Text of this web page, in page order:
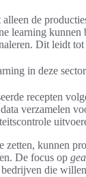
de
learning
Dit leidt
in deze
recepten
verzamelen
zetten, kunnen
De focus op
die